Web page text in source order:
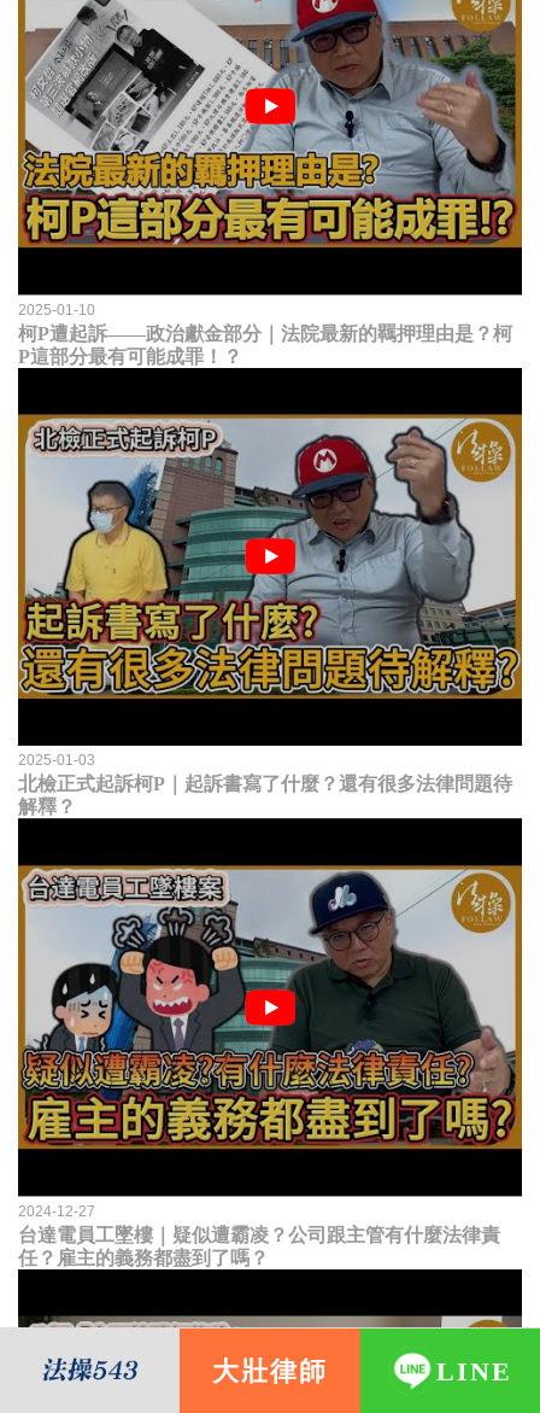
2025-01-10
柯P遭起訴——政治獻金部分｜法院最新的羈押理由是？柯
P這部分最有可能成罪！？
2025-01-03
北檢正式起訴柯P｜起訴書寫了什麼？還有很多法律問題待
解釋？
2024-12-27
台達電員工墜樓｜疑似遭霸凌？公司跟主管有什麼法律責
任？雇主的義務都盡到了嗎？
大壯律師 LINE